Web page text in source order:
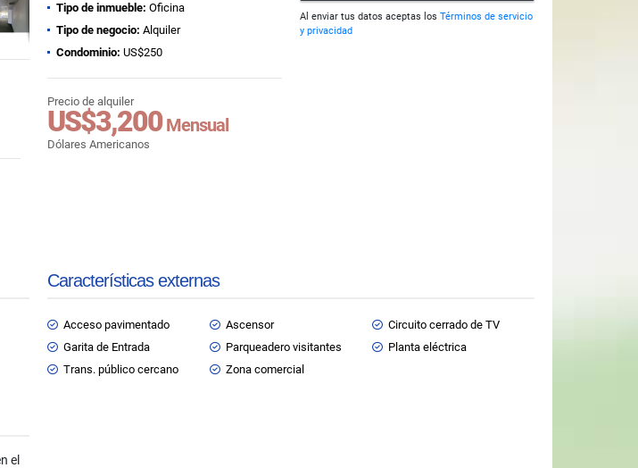
Tipo de inmueble: Oficina
Tipo de negocio: Alquiler
Condominio: US$250
Precio de alquiler
US$3,200Mensual
Dólares Americanos
Al enviar tus datos aceptas los Términos de servicio
y privacidad
Características externas
Acceso pavimentado Ascensor
Circuito cerrado de TV
Garita de Entrada
Parqueadero visitantes
Planta eléctrica
Trans. público cercano
Zona comercial
el